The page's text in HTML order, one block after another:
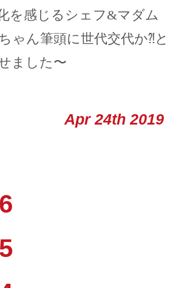
を感じるシェフ&マダム
ゃん筆頭に世代交代か⁈と
ました〜
Apr 24th 2019